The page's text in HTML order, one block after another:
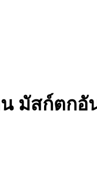
มัสก์ตก